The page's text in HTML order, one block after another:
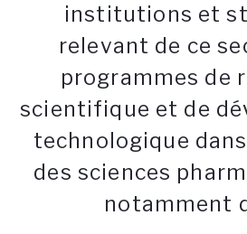
institutions et
relevant de ce
programmes de
scientifique et de
technologique
des sciences
notamment